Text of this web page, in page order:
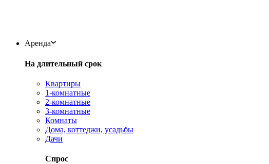
Аренда
На длительный срок
Квартиры
1-комнатные
2-комнатные
3-комнатные
Комнаты
Дома, коттеджи, усадьбы
Дачи
Спрос